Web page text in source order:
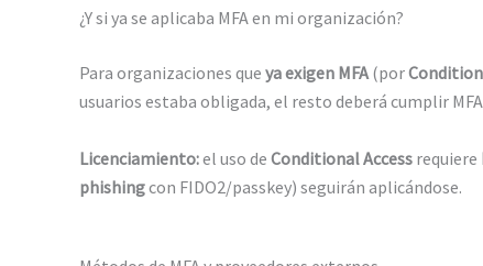
¿Y si ya se aplicaba MFA en mi organización?
Para organizaciones que ya exigen MFA(por
usuarios estaba obligada, el resto deberá cumplir
Licenciamiento:el uso de Conditional Access requiere
phishingcon FIDO2/passkey) seguirán aplicándose.